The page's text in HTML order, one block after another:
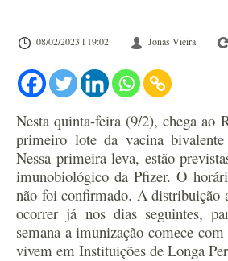
08/02/2023 l 19:02 Jonas Vieira
Nesta quinta-feira (9/2), chega ao
primeiro lote da vacina
Nessa primeira leva, estão
imunobiológico da Pfizer. O
não foi confirmado. A distribuição
ocorrer já nos dias seguintes,
semana a imunização comece
vivem em Instituições de Longa